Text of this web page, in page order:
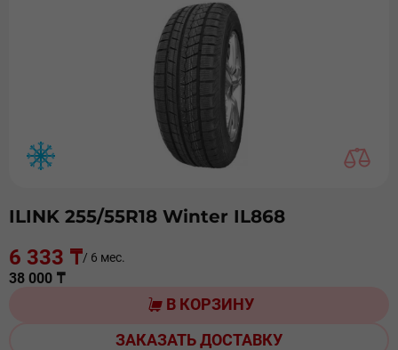
ILINK 255/55R18 Winter IL868
6 333 ₸/ 6 мес.
38 000 ₸
В КОРЗИНУ
ЗАКАЗАТЬ ДОСТАВКУ